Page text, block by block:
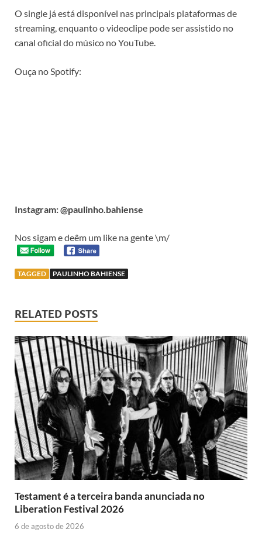
O single já está disponível nas principais plataformas de
streaming, enquanto o videoclipe pode ser assistido no
canal oficial do músico no YouTube.
Ouça no Spotify:
Instagram: @paulinho.bahiense
Nos sigam e deêm um like na gente \m/
TAGGED PAULINHO BAHIENSE
RELATED POSTS
Testament é a terceira banda anunciada no
Liberation Festival 2026
6 de agosto de 2026